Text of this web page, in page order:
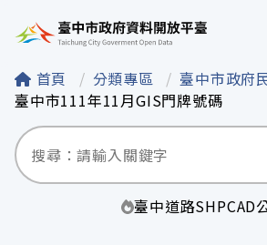
臺中市政府
首頁 分類專區
臺中市政府
臺中市111年11月GIS門牌號碼
臺中道路SHPCAD